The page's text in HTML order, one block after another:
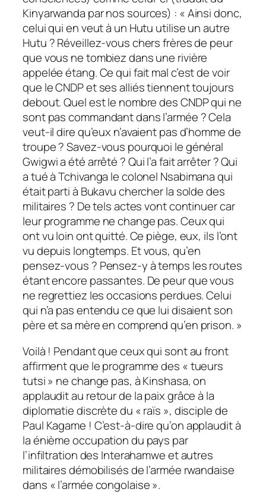
Kinyarwanda par nos sources) : « Ainsi donc,
celui qui en veut à un Hutu utilise un autre
Hutu ? Réveillez-vous chers frères de peur
que vous ne tombiez dans une rivière
appelée étang. Ce qui fait mal c’est de voir
que le CNDP et ses alliés tiennent toujours
debout. Quel est le nombre des CNDP qui ne
sont pas commandant dans l’armée ? Cela
veut-il dire qu’eux n’avaient pas d’homme de
troupe ? Savez-vous pourquoi le général
Gwigwi a été arrêté ? Qui l’a fait arrêter ? Qui
a tué à Tchivanga le colonel Nsabimana qui
était parti à Bukavu chercher la solde des
militaires ? De tels actes vont continuer car
leur programme ne change pas. Ceux qui
ont vu loin ont quitté. Ce piège, eux, ils l’ont
vu depuis longtemps. Et vous, qu’en
pensez-vous ? Pensez-y à temps les routes
étant encore passantes. De peur que vous
ne regrettiez les occasions perdues. Celui
qui n’a pas entendu ce que lui disaient son
père et sa mère en comprend qu’en prison. »
Voilà ! Pendant que ceux qui sont au front
affirment que le programme des « tueurs
tutsi » ne change pas, à Kinshasa, on
applaudit au retour de la paix grâce à la
diplomatie discrète du « raïs », disciple de
Paul Kagame ! C’est-à-dire qu’on applaudit à
la énième occupation du pays par
l’infiltration des Interahamwe et autres
militaires démobilisés de l’armée rwandaise
dans « l’armée congolaise ».